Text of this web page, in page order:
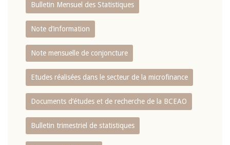
Bulletin Mensuel des Statistiques
Note d’information
Note mensuelle de conjoncture
Etudes réalisées dans le secteur de la microfinance
Documents d’études et de recherche de la BCEAO
Bulletin trimestriel de statistiques